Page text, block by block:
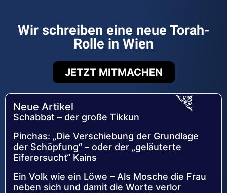
Wir schreiben eine neue Torah-
Rolle in Wien
JETZT MITMACHEN
Neue Artikel
Schabbat – der große Tikkun
Pinchas: „Die Verschiebung der Grundlage
der Schöpfung“ – oder der „geläuterte
Eiferersucht“ Kains
Ein Volk wie ein Löwe – Als Mosche die Frau
neben sich und damit die Worte verlor